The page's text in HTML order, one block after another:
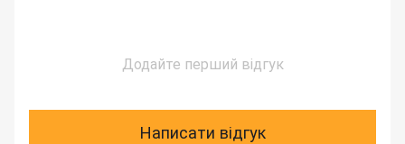
Додайте перший відгук
Написати відгук